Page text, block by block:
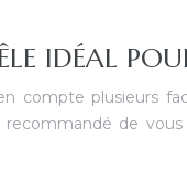
IDÉAL
plusieurs
de